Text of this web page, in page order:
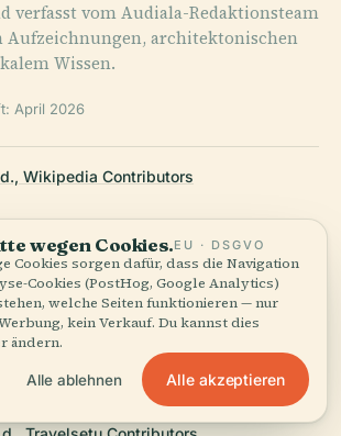
verfasst vom Audiala-Redaktionsteam
Aufzeichnungen, architektonischen
Wissen.
April 2026
Wikipedia Contributors
Neuralword Contributors
n.d., PlacesofGermany Contributors
wegen Cookies.EU · DSGVO
Cookies sorgen dafür, dass die Navigation
Cookies (PostHog, Google Analytics)
welche Seiten funktionieren — nur
kein Verkauf. Du kannst dies
ändern.
Alle ablehnen Alle akzeptieren